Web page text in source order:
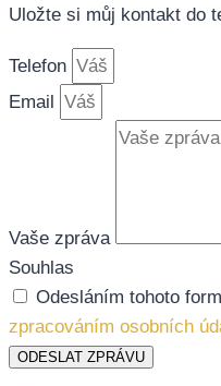
Uložte si můj kontakt do
Telefon
Email
Vaše zpráva
Souhlas
Odesláním tohoto
zpracováním osobních
ODESLAT ZPRÁVU